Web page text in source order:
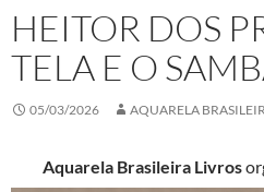
HEITOR DOS
TELA E O
05/03/2026 AQUARELA
Aquarela Brasileira Livros